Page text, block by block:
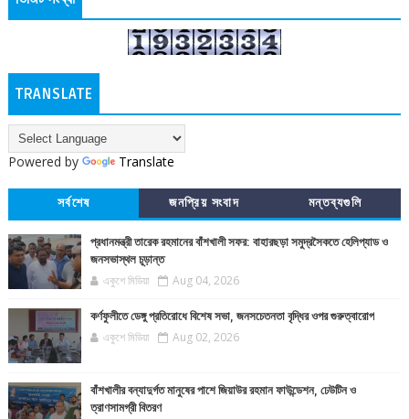
TRANSLATE
Powered by Translate
সর্বশেষ জনপ্রিয় সংবাদ মন্তব্যগুলি
প্রধানমন্ত্রী তারেক রহমানের বাঁশখালী সফর: বাহারছড়া সমুদ্রসৈকতে হেলিপ্যাড ও
জনসভাস্থল চূড়ান্ত
একুশে মিডিয়া Aug 04, 2026
কর্ণফুলীতে ডেঙ্গু প্রতিরোধে বিশেষ সভা, জনসচেতনতা বৃদ্ধির ওপর গুরুত্বারোপ
একুশে মিডিয়া Aug 02, 2026
বাঁশখালীর বন্যাদুর্গত মানুষের পাশে জিয়াউর রহমান ফাউন্ডেশন, ঢেউটিন ও
ত্রাণসামগ্রী বিতরণ